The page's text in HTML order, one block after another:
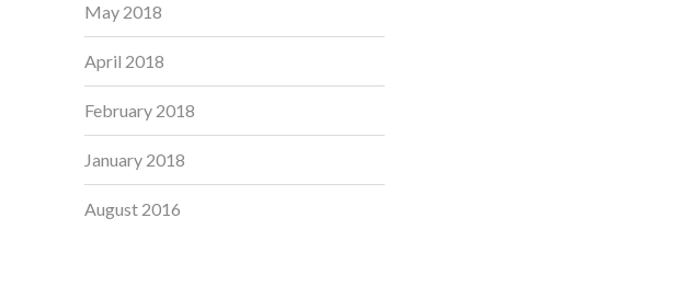
May 2018
April 2018
February 2018
January 2018
August 2016